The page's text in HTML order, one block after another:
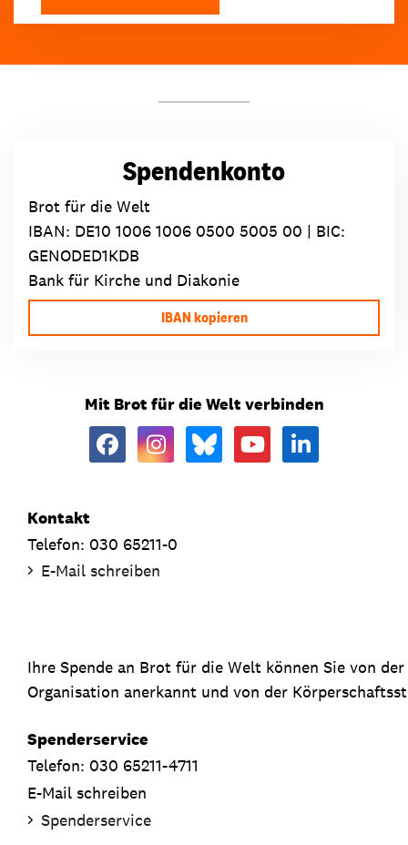
Spendenkonto
Brot für die Welt
IBAN: DE10 1006 1006 0500 5005 00 | BIC:
GENODED1KDB
Bank für Kirche und Diakonie
IBAN kopieren
Mit Brot für die Welt verbinden
Kontakt
Telefon: 030 65211-0
E-Mail schreiben
Ihre Spende an Brot für die Welt können Sie von
Organisation anerkannt und von der
Spenderservice
Telefon: 030 65211-4711
E-Mail schreiben
Spenderservice